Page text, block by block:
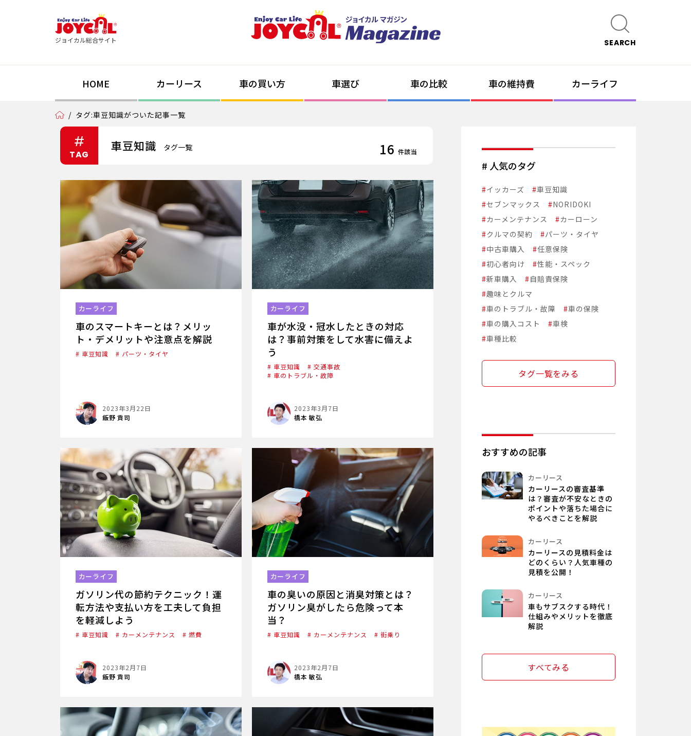
ジョイカル総合サイト SEARCH
HOME カーリース 車の買い方 車選び 車の比較 車の維持費 カーライフ
/ タグ:車豆知識がついた記事一覧
#
TAG
車豆知識 タグ一覧 16 件該当
カーライフ
車のスマートキーとは？メリッ
ト・デメリットや注意点を解説
# 車豆知識 # パーツ・タイヤ
飯野 貢司
2023年3月22日
カーライフ
車が水没・冠水したときの対応
は？事前対策をして水害に備えよ
う
# 車豆知識
# 交通事故
# 車のトラブル・故障
橋本 敏弘
2023年3月7日
カーライフ
ガソリン代の節約テクニック！運
転方法や支払い方を工夫して負担
を軽減しよう
# 車豆知識 # カーメンテナンス # 燃費
飯野 貢司
2023年2月7日
カーライフ
車の臭いの原因と消臭対策とは？
ガソリン臭がしたら危険って本
当？
# 車豆知識 # カーメンテナンス # 街乗り
橋本 敏弘
2023年2月7日
# 人気のタグ
#イッカーズ #車豆知識
#セブンマックス #NORIDOKI
#カーメンテナンス #カーローン
#クルマの契約 #パーツ・タイヤ
#中古車購入 #任意保険
#初心者向け #性能・スペック
#新車購入 #自賠責保険
#趣味とクルマ
#車のトラブル・故障 #車の保険
#車の購入コスト #車検
#車種比較
タグ一覧をみる
おすすめの記事
カーリース
カーリースの審査基準
は？審査が不安なときの
ポイントや落ちた場合に
やるべきことを解説
カーリース
カーリースの見積料金は
どのくらい？人気車種の
見積を公開！
カーリース
車もサブスクする時代！
仕組みやメリットを徹底
解説
すべてみる